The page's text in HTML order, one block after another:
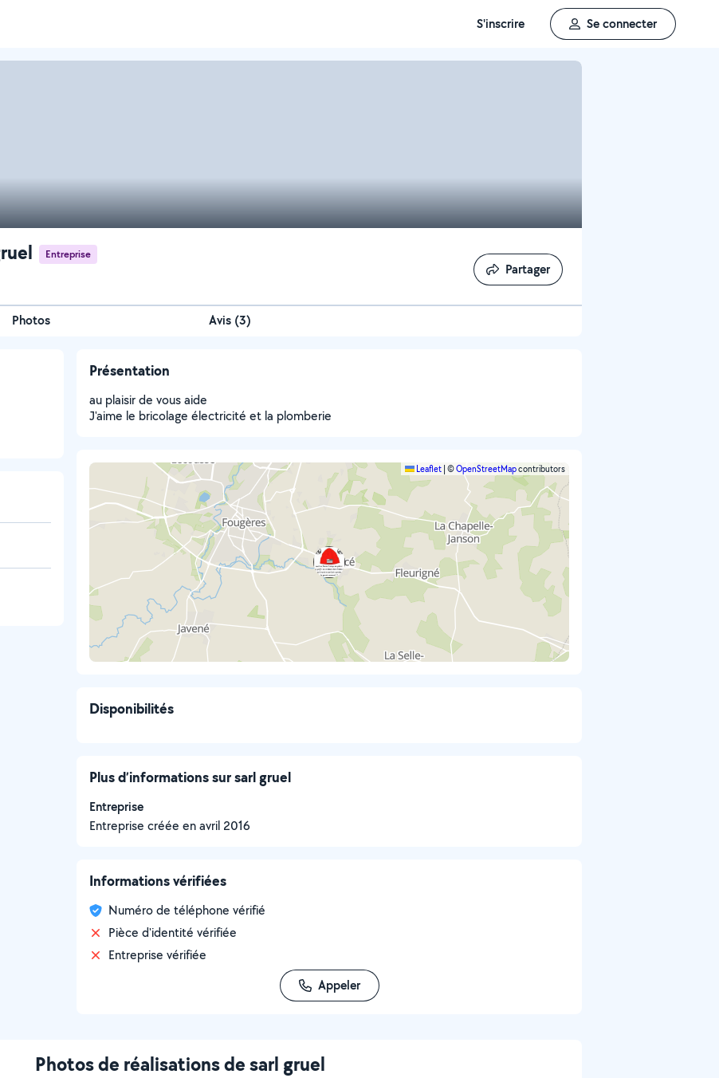
S'inscrire Se connecter
Entreprise
Partager
Partager
Photos Avis (3)
Présentation
au plaisir de vous aide
J'aime le bricolage électricité et la plomberie
Leaflet ©OpenStreetMapcontributors
Disponibilités
Plus d’informations sur sarl gruel
Entreprise
Entreprise créée enavril 2016
Informations vérifiées
Numéro de téléphone vérifié
Pièce d'identité vérifiée
Entreprise vérifiée
Appeler
Photos de réalisations de sarl gruel